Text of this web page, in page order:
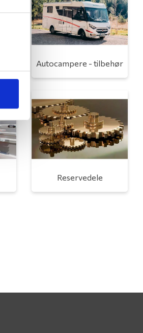
Autocampere - tilbehør
Reservedele